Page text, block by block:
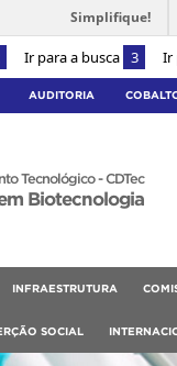
Ir para a busca 3 Ir
Simplifique!
AUDITORIA
Tecnológico - CDTec
Biotecnologia
INFRAESTRUTURA
SOCIAL